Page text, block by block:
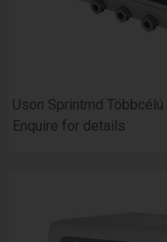
Uson Sprintmd
Enquire for details